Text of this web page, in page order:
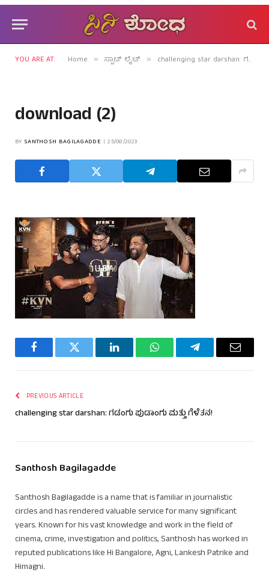
YOU ARE AT: Home » ಸ್ಪಾಟ್ ಲೈಟ್ » challenging star darshan: ಗಡಂಗು ಪುಡಾಂಗು ಮತ್ತು ಗೆಳೆತನ!
download (2)
BY SANTHOSH BAGILAGADDE 25/08/2023
FacebookTwitter LinkedInWhatsAppTelegramEmail
PREVIOUS ARTICLE
challenging star darshan: ಗಡಂಗು ಪುಡಾಂಗು ಮತ್ತು ಗೆಳೆತನ!
Santhosh Bagilagadde
Santhosh Bagilagadde is a name that is familiar in journalistic
circles and has rendered valuable service for many significant
years. Known for his vast knowledge and work in the field of
cinema, crime, investigation and politics, Santhosh has worked in
reputed publications like Hi Bangalore, Agni, Lankesh Patrike and
Himagni.